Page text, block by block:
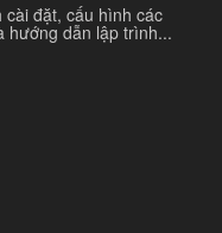
đặt, cấu hình các
hướng dẫn lập trình...